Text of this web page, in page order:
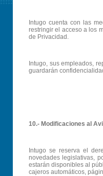
Intugo cuenta con las
restringir el acceso a los
de Privacidad.
Intugo, sus empleados,
guardarán
10.- Modificaciones al
Intugo se reserva el
novedades legislativas,
estarán disponibles al
cajeros automáticos,